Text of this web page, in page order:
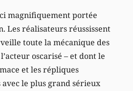
magnifiquement portée
Les réalisateurs réussissent
toute la mécanique des
oscarisé – et dont le
et les répliques
le plus grand sérieux